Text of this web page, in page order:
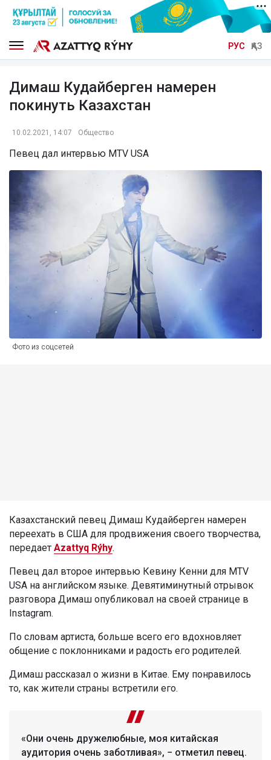
РУС ҚАЗ
Димаш Кудайберген намерен
покинуть Казахстан
10.02.2021, 14:07 Общество
Певец дал интервью MTV USA
Фото из соцсетей
Казахстанский певец Димаш Кудайберген намерен
переехать в США для продвижения своего творчества,
передает Azattyq Rýhy.
Певец дал второе интервью Кевину Кенни для MTV
USA на английском языке. Девятиминутный отрывок
разговора Димаш опубликовал на своей странице в
Instagram.
По словам артиста, больше всего его вдохновляет
общение с поклонниками и радость его родителей.
Димаш рассказал о жизни в Китае. Ему понравилось
то, как жители страны встретили его.
«Они очень дружелюбные, моя китайская
аудитория очень заботливая», − отметил певец.